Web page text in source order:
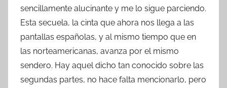
sencillamente alucinante y me lo sigue parciendo.
Esta secuela, la cinta que ahora nos llega a las
pantallas españolas, y al mismo tiempo que en
las norteamericanas, avanza por el mismo
sendero. Hay aquel dicho tan conocido sobre las
segundas partes, no hace falta mencionarlo, pero